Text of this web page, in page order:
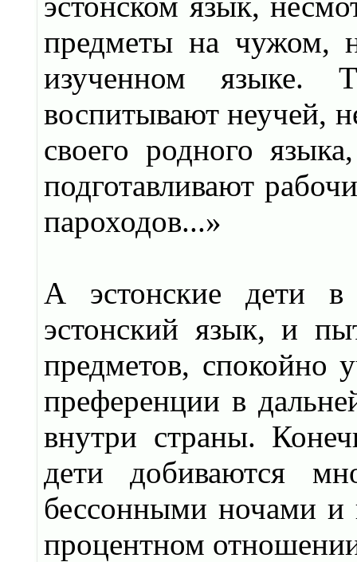
предметы на чужом,
изученном языке.
воспитывают неучей,
своего родного
подготавливают
пароходов...»
А эстонские дети в
эстонский язык, и
предметов, спокойно
преференции в
внутри страны.
дети добиваются
бессонными ночами
процентном